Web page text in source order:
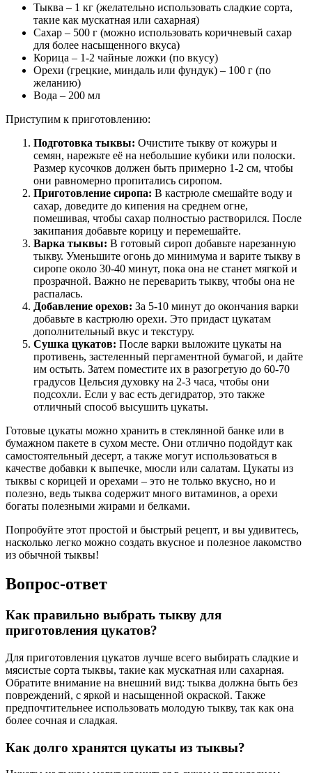
Тыква – 1 кг (желательно использовать сладкие сорта,
такие как мускатная или сахарная)
Сахар – 500 г (можно использовать коричневый сахар
для более насыщенного вкуса)
Корица – 1-2 чайные ложки (по вкусу)
Орехи (грецкие, миндаль или фундук) – 100 г (по
желанию)
Вода – 200 мл
Приступим к приготовлению:
Подготовка тыквы: Очистите тыкву от кожуры и
семян, нарежьте её на небольшие кубики или полоски.
Размер кусочков должен быть примерно 1-2 см, чтобы
они равномерно пропитались сиропом.
Приготовление сиропа: В кастрюле смешайте воду и
сахар, доведите до кипения на среднем огне,
помешивая, чтобы сахар полностью растворился. После
закипания добавьте корицу и перемешайте.
Варка тыквы: В готовый сироп добавьте нарезанную
тыкву. Уменьшите огонь до минимума и варите тыкву в
сиропе около 30-40 минут, пока она не станет мягкой и
прозрачной. Важно не переварить тыкву, чтобы она не
распалась.
Добавление орехов: За 5-10 минут до окончания варки
добавьте в кастрюлю орехи. Это придаст цукатам
дополнительный вкус и текстуру.
Сушка цукатов: После варки выложите цукаты на
противень, застеленный пергаментной бумагой, и дайте
им остыть. Затем поместите их в разогретую до 60-70
градусов Цельсия духовку на 2-3 часа, чтобы они
подсохли. Если у вас есть дегидратор, это также
отличный способ высушить цукаты.
Готовые цукаты можно хранить в стеклянной банке или в
бумажном пакете в сухом месте. Они отлично подойдут как
самостоятельный десерт, а также могут использоваться в
качестве добавки к выпечке, мюсли или салатам. Цукаты из
тыквы с корицей и орехами – это не только вкусно, но и
полезно, ведь тыква содержит много витаминов, а орехи
богаты полезными жирами и белками.
Попробуйте этот простой и быстрый рецепт, и вы удивитесь,
насколько легко можно создать вкусное и полезное лакомство
из обычной тыквы!
Вопрос-ответ
Как правильно выбрать тыкву для
приготовления цукатов?
Для приготовления цукатов лучше всего выбирать сладкие и
мясистые сорта тыквы, такие как мускатная или сахарная.
Обратите внимание на внешний вид: тыква должна быть без
повреждений, с яркой и насыщенной окраской. Также
предпочтительнее использовать молодую тыкву, так как она
более сочная и сладкая.
Как долго хранятся цукаты из тыквы?